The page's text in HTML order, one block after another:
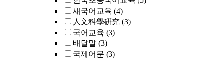
새국어교육 (4)
人文科學硏究 (3)
국어교육 (3)
배달말 (3)
국제어문 (3)